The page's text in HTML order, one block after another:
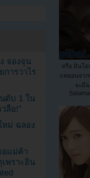
หรือ มินโฮ
แทยอนจาก
จะมี
จองจุน
ารวาไร
ดับ 1 ใน
ลือ!”
หม่ ฉลอง
อแม่ค้า
พราะอิน